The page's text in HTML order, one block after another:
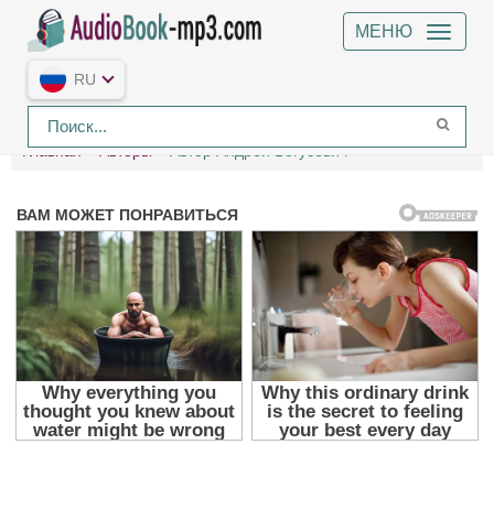
МЕНЮ
RU
Главная Авторы Автор Андрей Богусевич